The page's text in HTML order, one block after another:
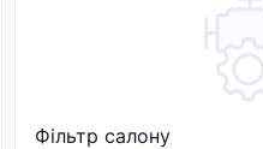
Фільтр салону